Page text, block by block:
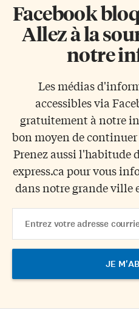
Facebook
Allez à la
notre
Les médias
accessibles via
gratuitement à notre
bon moyen de continuer
Prenez aussi l'habitude
express.ca pour vous
dans notre grande ville
Address